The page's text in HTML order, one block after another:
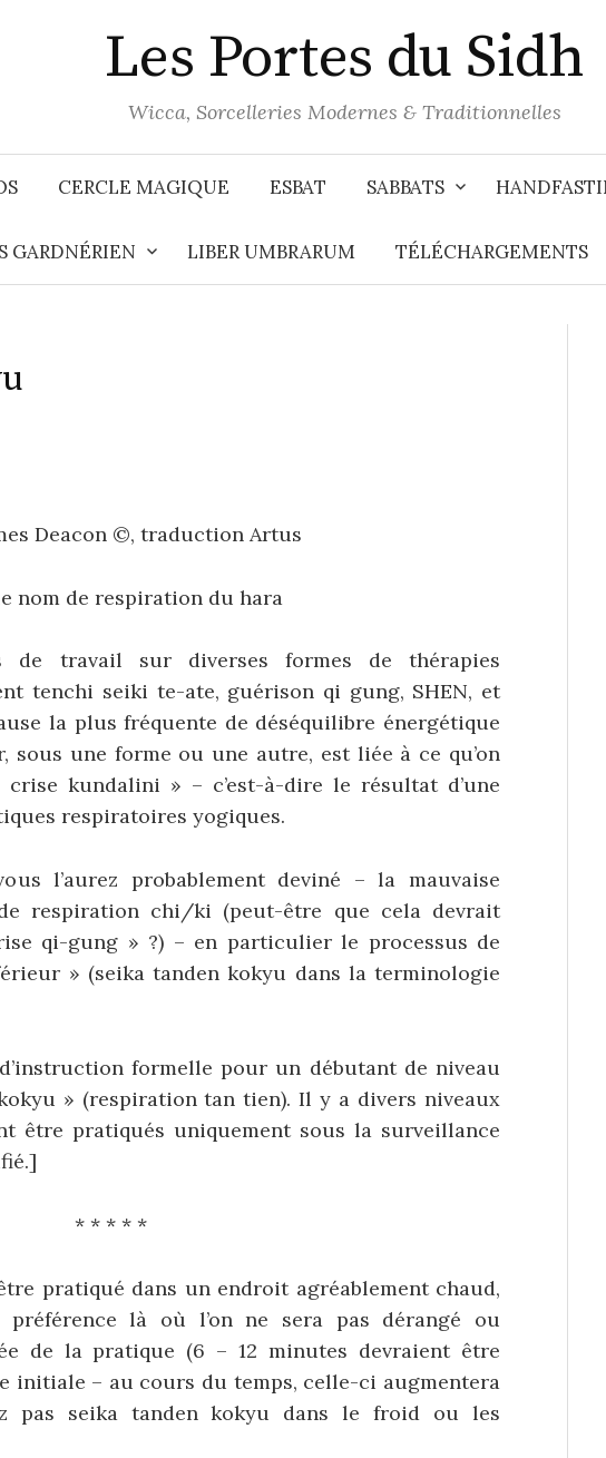
Les Portes du Sidh
Wicca, Sorcelleries Modernes & Traditionnelles
CERCLE MAGIQUE ESBAT SABBATS
GARDNÉRIEN LIBER UMBRARUM TÉLÉCHARGEMENTS
Deacon ©, traduction Artus
nom de respiration du hara
de travail sur diverses formes de thérapies
tenchi seiki te-ate, guérison qi gung, SHEN, et
la plus fréquente de déséquilibre énergétique
sous une forme ou une autre, est liée à ce qu’on
kundalini » – c’est-à-dire le résultat d’une
respiratoires yogiques.
l’aurez probablement deviné – la mauvaise
respiration chi/ki (peut-être que cela devrait
qi-gung » ?) – en particulier le processus de
» (seika tanden kokyu dans la terminologie
formelle pour un débutant de niveau
» (respiration tan tien). Il y a divers niveaux
être pratiqués uniquement sous la surveillance
* * * * *
pratiqué dans un endroit agréablement chaud,
là où l’on ne sera pas dérangé ou
de la pratique (6 – 12 minutes devraient être
initiale – au cours du temps, celle-ci augmentera
pas seika tanden kokyu dans le froid ou les